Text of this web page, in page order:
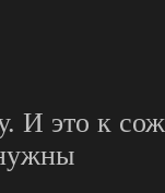
И это к